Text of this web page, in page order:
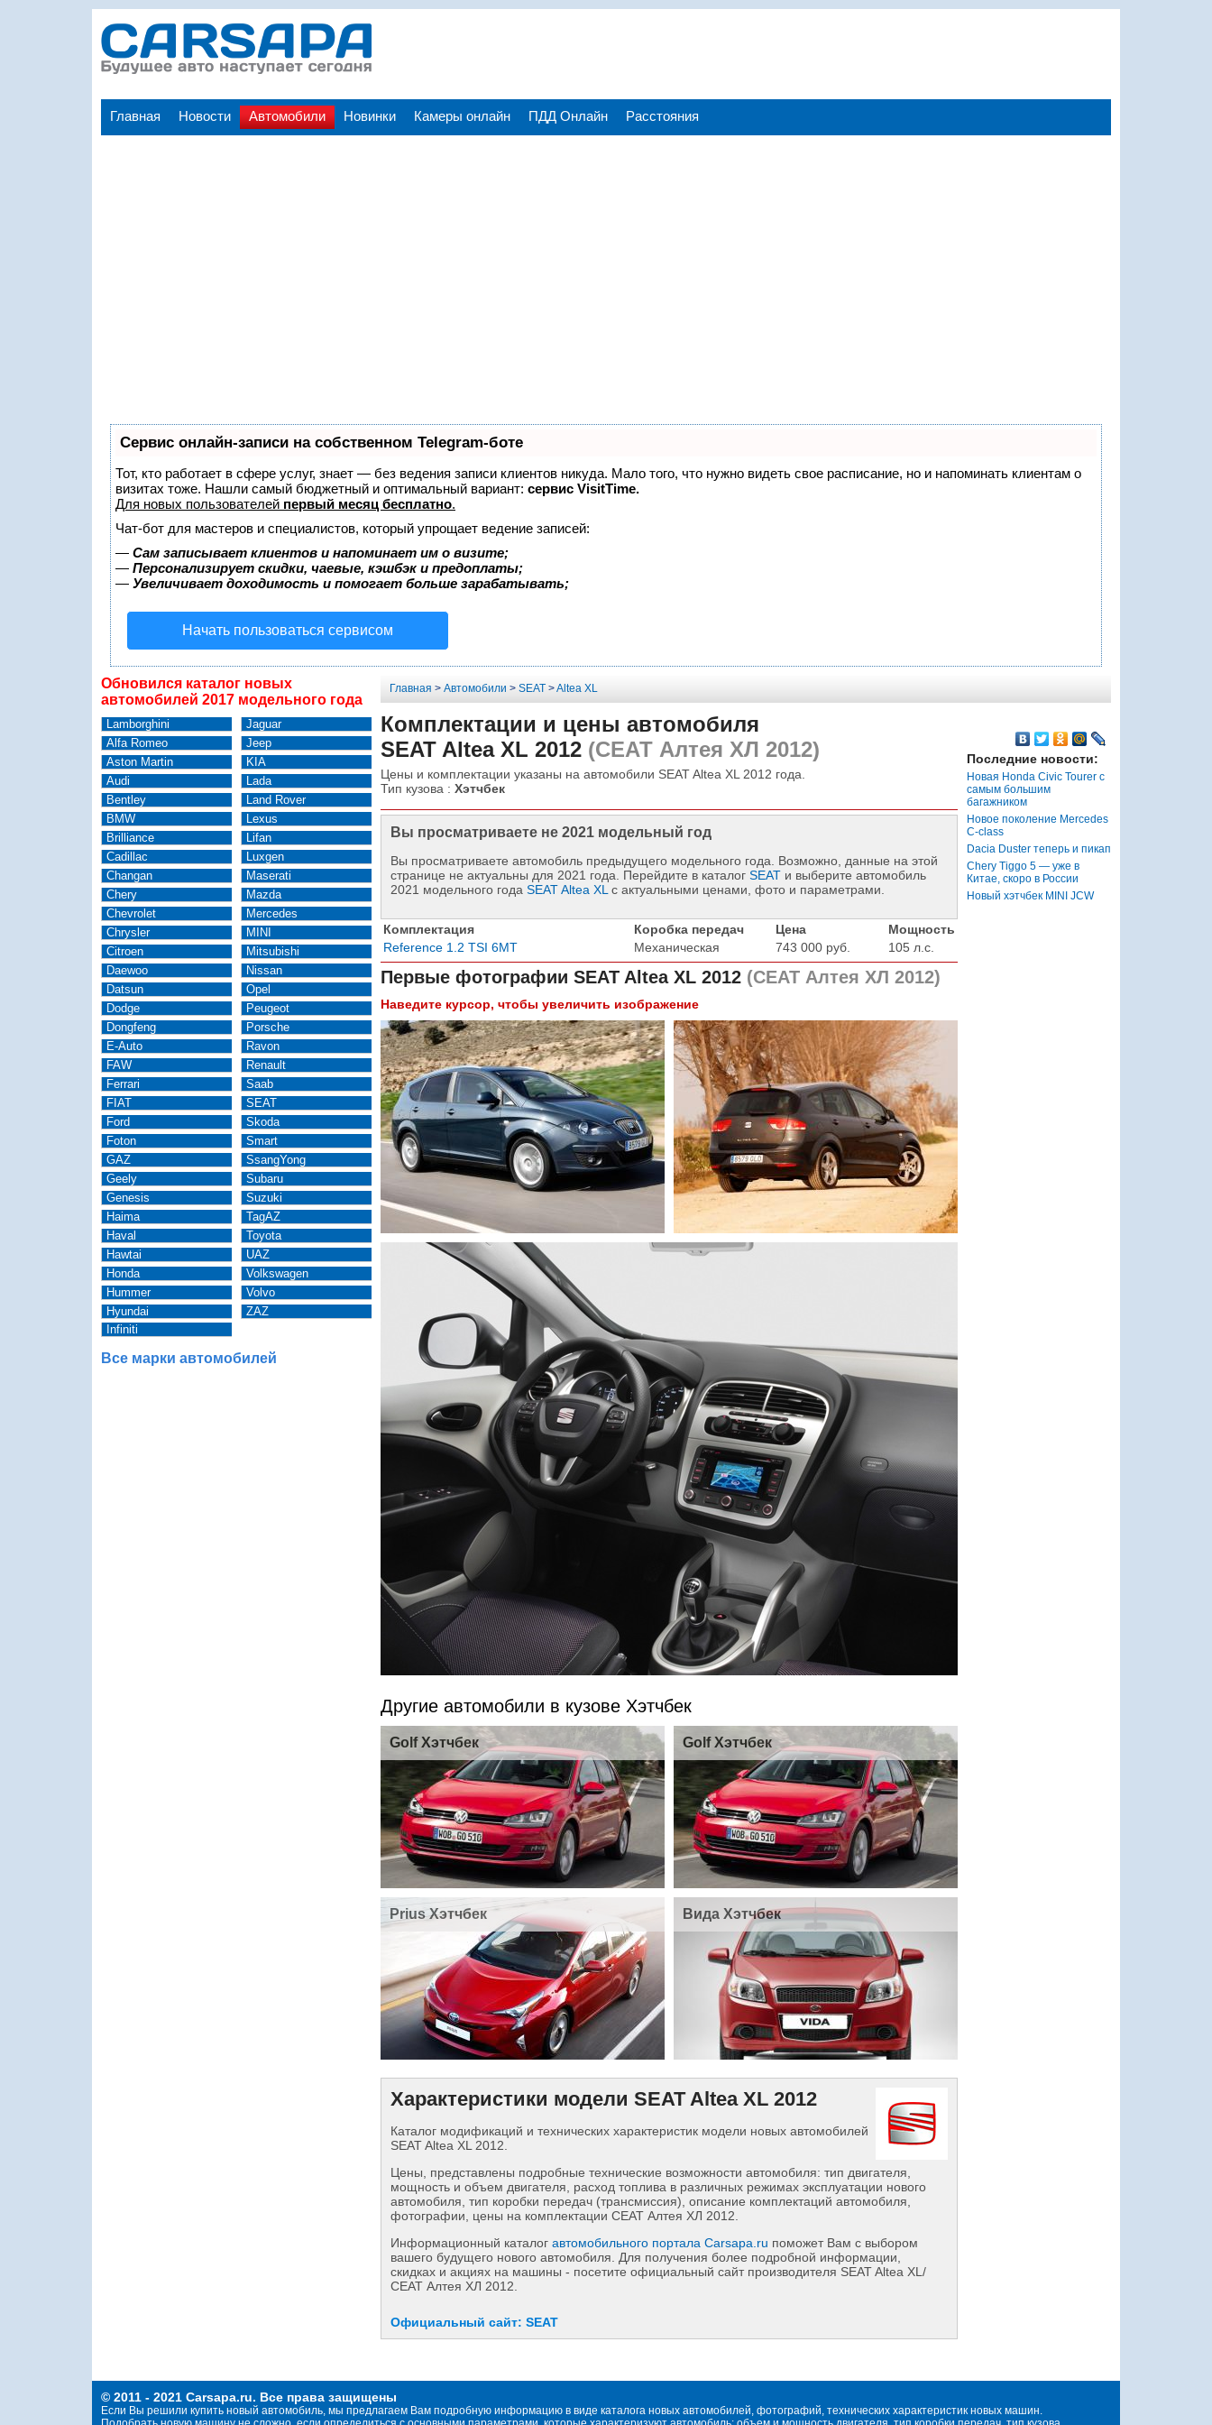
Главная Новости Автомобили Новинки Камеры онлайн ПДД Онлайн Расстояния
Сервис онлайн-записи на собственном Telegram-боте
Тот, кто работает в сфере услуг, знает — без ведения записи клиентов никуда. Мало того, что нужно видеть свое расписание, но и напоминать клиентам о
визитах тоже. Нашли самый бюджетный и оптимальный вариант: сервис VisitTime.
Для новых пользователей первый месяц бесплатно.
Чат-бот для мастеров и специалистов, который упрощает ведение записей:
— Сам записывает клиентов и напоминает им о визите;
— Персонализирует скидки, чаевые, кэшбэк и предоплаты;
— Увеличивает доходимость и помогает больше зарабатывать;
Начать пользоваться сервисом
Обновился каталог новых
автомобилей 2017 модельного года
Lamborghini
Alfa Romeo
Aston Martin
Audi
Bentley
BMW
Brilliance
Cadillac
Changan
Chery
Chevrolet
Chrysler
Citroen
Daewoo
Datsun
Dodge
Dongfeng
E-Auto
FAW
Ferrari
FIAT
Ford
Foton
GAZ
Geely
Genesis
Haima
Haval
Hawtai
Honda
Hummer
Hyundai
Infiniti
Jaguar
Jeep
KIA
Lada
Land Rover
Lexus
Lifan
Luxgen
Maserati
Mazda
Mercedes
MINI
Mitsubishi
Nissan
Opel
Peugeot
Porsche
Ravon
Renault
Saab
SEAT
Skoda
Smart
SsangYong
Subaru
Suzuki
TagAZ
Toyota
UAZ
Volkswagen
Volvo
ZAZ
Все марки автомобилей
Главная > Автомобили > SEAT>Altea XL
Комплектации и цены автомобиля
SEAT Altea XL 2012(СЕАТ Алтея ХЛ 2012)
Цены и комплектации указаны на автомобили SEAT Altea XL 2012 года.
Тип кузова : Хэтчбек
Вы просматриваете не 2021 модельный год
Вы просматриваете автомобиль предыдущего модельного года. Возможно, данные на этой
странице не актуальны для 2021 года. Перейдите в каталог SEATи выберите автомобиль
2021 модельного года SEAT Altea XL с актуальными ценами, фото и параметрами.
Комплектация Коробка передач Цена
Мощность
Reference 1.2 TSI 6MT
Механическая 743 000 руб. 105 л.с.
Первые фотографии SEAT Altea XL 2012(СЕАТ Алтея ХЛ 2012)
Наведите курсор, чтобы увеличить изображение
Другие автомобили в кузове Хэтчбек
Golf Хэтчбек Golf Хэтчбек
Prius Хэтчбек Вида Хэтчбек
Характеристики модели SEAT Altea XL 2012
Каталог модификаций и технических характеристик модели новых автомобилей
SEAT Altea XL 2012.
Цены, представлены подробные технические возможности автомобиля: тип двигателя,
мощность и объем двигателя, расход топлива в различных режимах эксплуатации нового
автомобиля, тип коробки передач (трансмиссия), описание комплектаций автомобиля,
фотографии, цены на комплектации СЕАТ Алтея ХЛ 2012.
Информационный каталог автомобильного портала Carsapa.ru поможет Вам с выбором
вашего будущего нового автомобиля. Для получения более подробной информации,
скидках и акциях на машины - посетите официальный сайт производителя SEAT Altea XL/
СЕАТ Алтея ХЛ 2012.
Официальный сайт: SEAT
Последние новости:
Новая Honda Civic Tourer с
самым большим
багажником
Новое поколение Mercedes
C-class
Dacia Duster теперь и пикап
Chery Tiggo 5 — уже в
Китае, скоро в России
Новый хэтчбек MINI JCW
© 2011 - 2021 Carsapa.ru. Все права защищены
Если Вы решили купить новый автомобиль, мы предлагаем Вам подробную информацию в виде каталога новых автомобилей, фотографий, технических характеристик новых машин.